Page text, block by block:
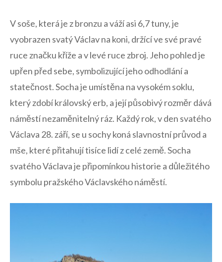
V‌ soše, která je z bronzu a⁣ váží asi 6,7 tuny, je
vyobrazen svatý ​Václav na koni, ‍držící ve své pravé ​
ruce značku kříže a v levé ruce zbroj. Jeho ‌pohled je
upřen před sebe, ⁣symbolizující jeho odhodlání a
statečnost. Socha‍ je umístěna na vysokém soklu,
který zdobí královský erb, a její působivý rozměr dává
náměstí ‌nezaměnitelný ráz.⁤ Každý rok, v den svatého
Václava 28. září, se u sochy koná ‍slavnostní ‍průvod a
mše, ⁤které přitahují tisíce lidí z celé země. ​Socha
⁤svatého Václava je připomínkou historie a ⁢důležitého
symbolu pražského Václavského náměstí.